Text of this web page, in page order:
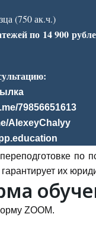
(750 ак.ч.)
по 14 900
79856651613
AlexeyChalyy
по
их
ZOOM.